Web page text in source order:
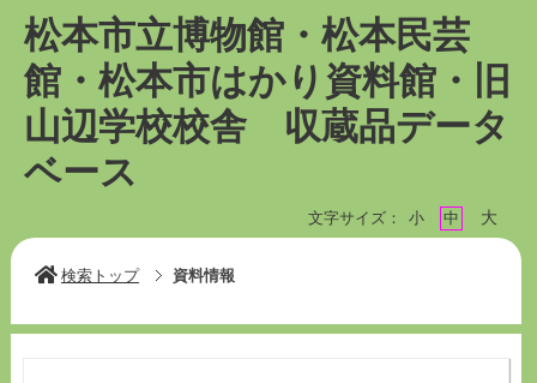
松本市立博物館・松本民芸
館・松本市はかり資料館・旧
山辺学校校舎 収蔵品データ
ベース
文字サイズ： 小 中 大
検索トップ 資料情報